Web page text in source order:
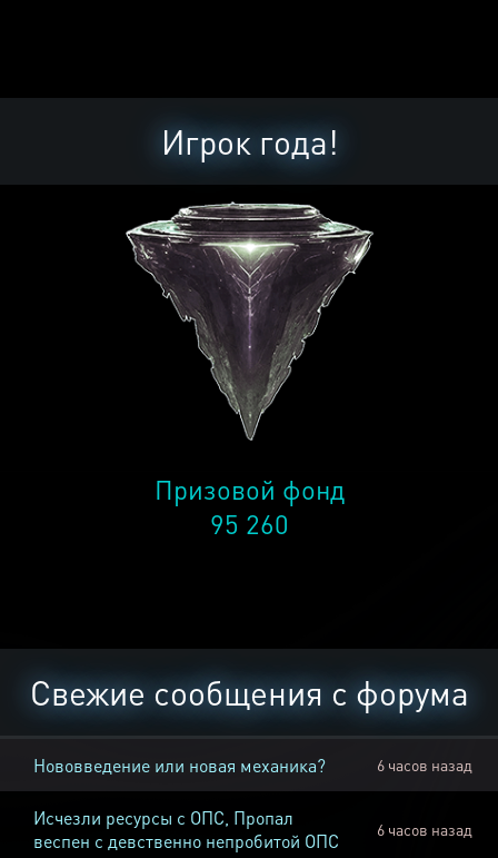
Игрок года!
Призовой фонд
95 260
Свежие сообщения с форума
Нововведение или новая механика? 6 часов назад
Исчезли ресурсы с ОПС, Пропал
веспен с девственно непробитой ОПС
6 часов назад